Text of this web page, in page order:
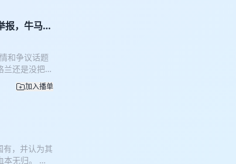
报，牛马们
和争议话题
还是没把足
陈浩劳资纠
】 小新
杰叔陪你看
加入播单
，并认为其
无归。 敬